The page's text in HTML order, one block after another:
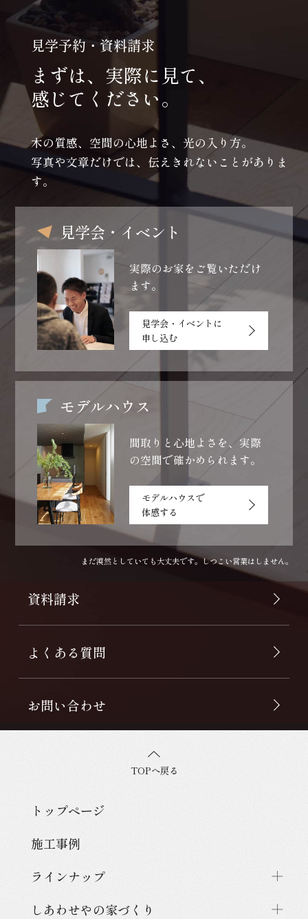
見学予約・資料請求
まずは、実際に見て、
感じてください。
木の質感、空間の心地よさ、光の入り方。
写真や文章だけでは、伝えきれないことがありま
す。
見学会・イベント
実際のお家をご覧いただけ
ます。
見学会・イベントに
申し込む
モデルハウス
間取りと心地よさを、 実際
の空間で確かめられます。
モデルハウスで
体感する
まだ漠然としていても大丈夫です。しつこい営業はしません。
資料請求
よくある質問
お問い合わせ
TOPへ戻る
トップページ
施工事例
ラインナップ
しあわせやの家づくり